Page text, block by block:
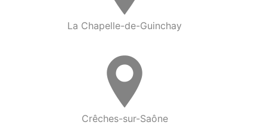
La Chapelle-de-Guinchay
Crêches-sur-Saône